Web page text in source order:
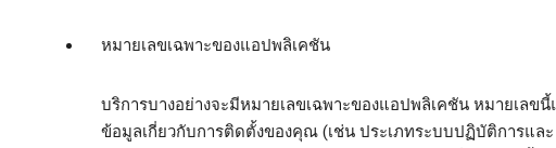
หมายเลขเฉพาะของแอปพลิเคชัน
บริการบางอย่างจะมีหมายเลขเฉพาะของแอปพลิเคชัน หมายเลขนี้
ข้อมูลเกี่ยวกับการติดตั้งของคุณ (เช่น ประเภทระบบปฏิบัติการและ